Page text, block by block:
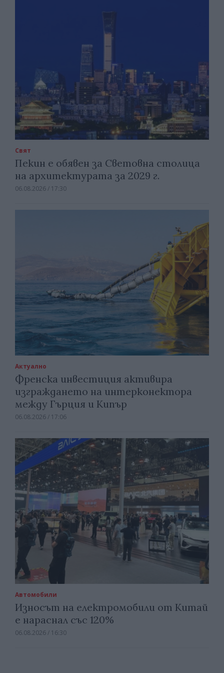
Свят
Пекин е обявен за Световна столица
на архитектурата за 2029 г.
06.08.2026 / 17:30
Актуално
Френска инвестиция активира
изграждането на интерконектора
между Гърция и Кипър
06.08.2026 / 17:06
Автомобили
Износът на електромобили от Китай
е нараснал със 120%
06.08.2026 / 16:30